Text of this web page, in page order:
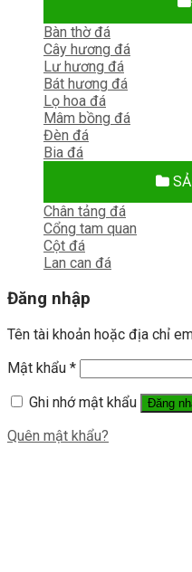
Bàn thờ đá
Cây hương đá
Lư hương đá
Bát hương đá
Lọ hoa đá
Mâm bồng đá
Đèn đá
Bia đá
Chân tảng đá
Cổng tam quan
Cột đá
Lan can đá
Đăng nhập
Tên tài khoản hoặc địa chỉ
Mật khẩu *
Ghi nhớ mật khẩu
Đăng
Quên mật khẩu?